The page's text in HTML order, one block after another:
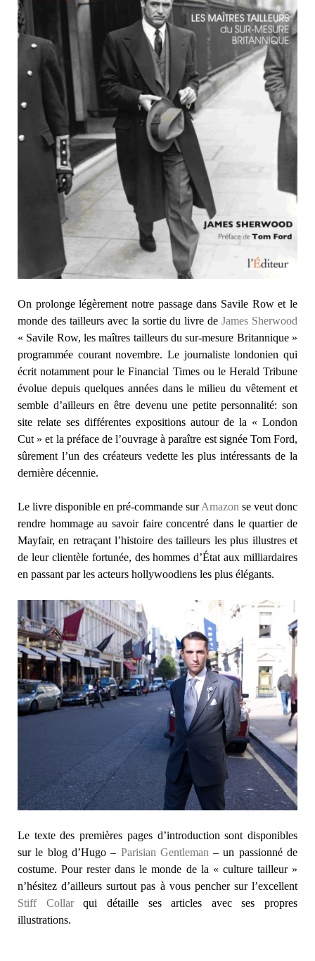
On prolonge légèrement notre passage dans Savile Row et le
monde des tailleurs avec la sortie du livre deJames Sherwood
« Savile Row, les maîtres tailleurs du sur-mesure Britannique »
programmée courant novembre. Le journaliste londonien qui
écrit notamment pour le Financial Times ou le Herald Tribune
évolue depuis quelques années dans le milieu du vêtement et
semble d’ailleurs en être devenu une petite personnalité: son
site relate ses différentes expositions autour de la « London
Cut » et la préface de l’ouvrage à paraître est signée Tom Ford,
sûrement l’un des créateurs vedette les plus intéressants de la
dernière décennie.
Le livre disponible en pré-commande surAmazon se veut donc
rendre hommage au savoir faire concentré dans le quartier de
Mayfair, en retraçant l’histoire des tailleurs les plus illustres et
de leur clientèle fortunée, des hommes d’État aux milliardaires
en passant par les acteurs hollywoodiens les plus élégants.
Le texte des premières pages d’introduction sont disponibles
sur le blog d’Hugo – Parisian Gentleman– un passionné de
costume. Pour rester dans le monde de la « culture tailleur »
n’hésitez d’ailleurs surtout pas à vous pencher sur l’excellent
Stiff Collarqui détaille ses articles avec ses propres
illustrations.